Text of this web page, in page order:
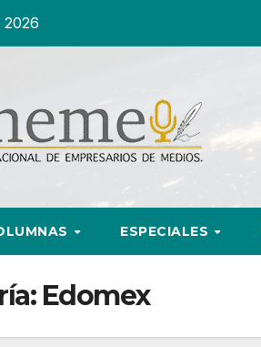
2026
ESPECIALES
Edomex